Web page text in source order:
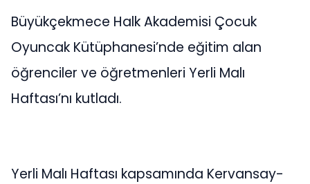
Büyükçekmece Halk Akademisi Çocuk
Oyuncak Kütüphanesi’nde eğitim alan
öğrenciler ve öğretmenleri Yerli Malı
Haftası’nı kutladı.
Yerli Malı Haftası kapsamında Kervansay-